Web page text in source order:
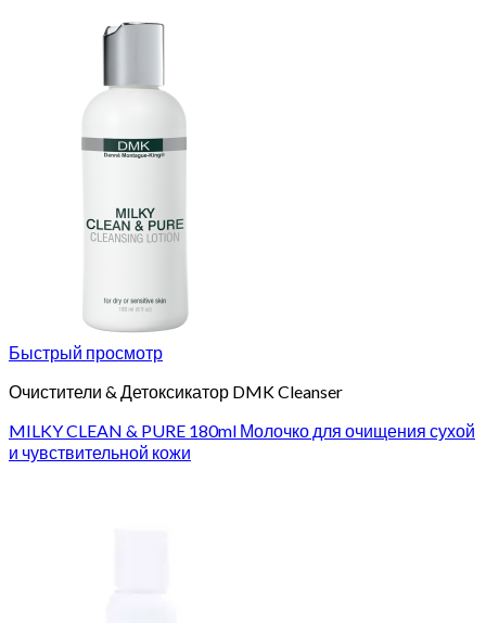
Быстрый просмотр
Очистители & Детоксикатор DMK Cleanser
MILKY CLEAN & PURE 180ml Молочко для очищения сухой
и чувствительной кожи